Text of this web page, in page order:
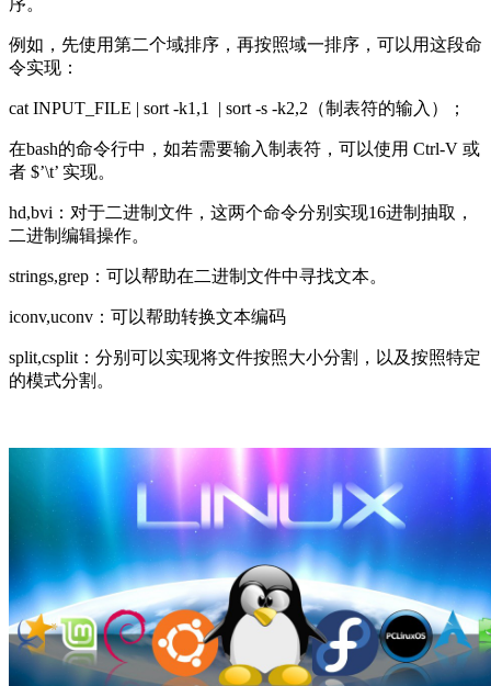
序。
例如，先使用第二个域排序，再按照域一排序，可以用这段命
令实现：
cat INPUT_FILE | sort -k1,1 | sort -s -k2,2（制表符的输入）；
在bash的命令行中，如若需要输入制表符，可以使用 Ctrl-V 或
者 $’\t’ 实现。
hd,bvi：对于二进制文件，这两个命令分别实现16进制抽取，
二进制编辑操作。
strings,grep：可以帮助在二进制文件中寻找文本。
iconv,uconv：可以帮助转换文本编码
split,csplit：分别可以实现将文件按照大小分割，以及按照特定
的模式分割。